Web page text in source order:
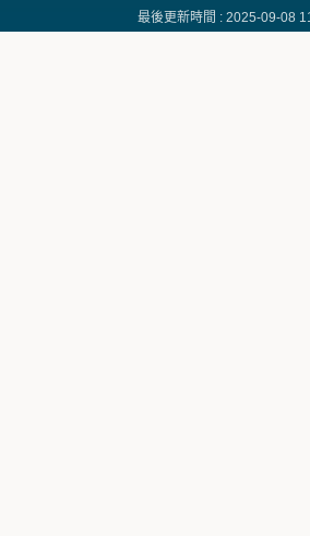
最後更新時間 : 2025-09-08